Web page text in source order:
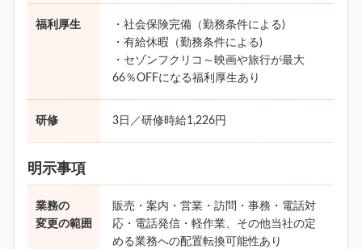
福利厚生
・社会保険完備（勤務条件による)
・有給休暇（勤務条件による)
・セゾンフクリコ～映画や旅行が最大
66％OFFになる福利厚生あり
研修 3日／研修時給1,226円
明示事項
業務の
変更の範囲
販売・案内・営業・訪問・事務・電話対
応・電話発信・軽作業、その他当社の定
める業務への配置転換可能性あり